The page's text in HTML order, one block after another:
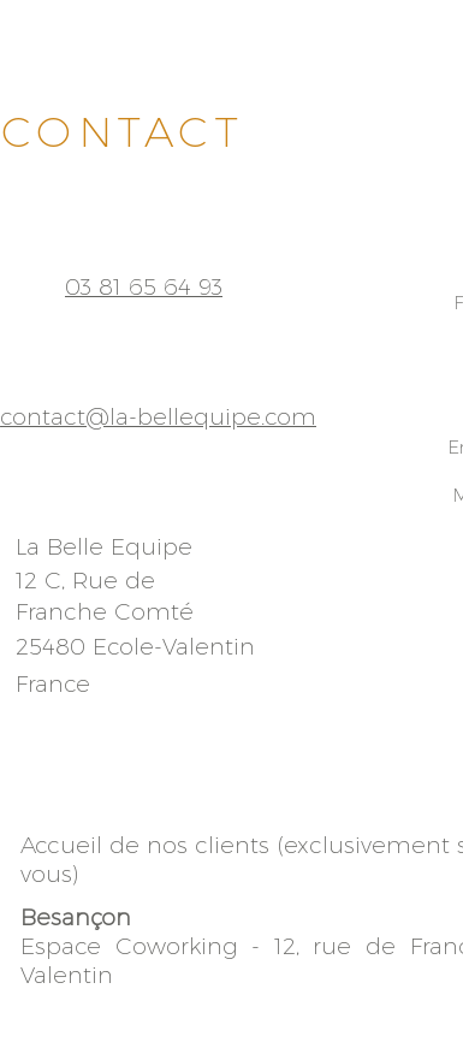
CONTACT
03 81 65 64 93
contact@la-bellequipe.com
La Belle Equipe
12 C, Rue de
Franche Comté
25480 Ecole-Valentin
France
Accueil de nos clients (exclusivement
vous)
Besançon
Espace Coworking - 12, rue de
Valentin